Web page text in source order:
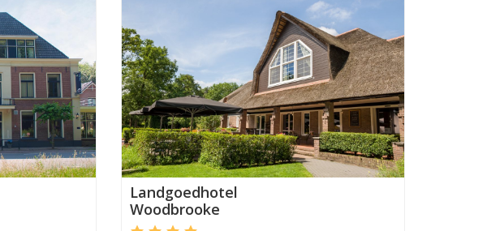
Aanbevolen Aanbevolen
Landgoedhotel
Woodbrooke